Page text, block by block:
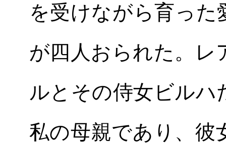
を受けながら育っ
が四人おられた。レ
ルとその侍女ビルハ
私の母親であり、彼